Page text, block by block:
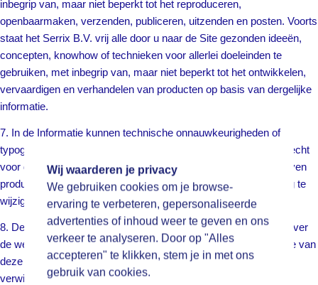
Wij waarderen je privacy
We gebruiken cookies om je browse-
ervaring te verbeteren, gepersonaliseerde
advertenties of inhoud weer te geven en ons
verkeer te analyseren. Door op "Alles
accepteren" te klikken, stem je in met ons
gebruik van cookies.
inbegrip van, maar niet beperkt tot het reproduceren,
openbaarmaken, verzenden, publiceren, uitzenden en posten. Voorts
staat het Serrix B.V. vrij alle door u naar de Site gezonden ideeën,
concepten, knowhow of technieken voor allerlei doeleinden te
gebruiken, met inbegrip van, maar niet beperkt tot het ontwikkelen,
vervaardigen en verhandelen van producten op basis van dergelijke
informatie.
7. In de Informatie kunnen technische onnauwkeurigheden of
typografische fouten voorkomen. Serrix B.V. behoudt zich het recht
voor de Informatie, alsmede de in dergelijke informatie beschreven
producten en programma’s te allen tijde en zonder kennisgeving te
wijzigen, te corrigeren en/of te verbeteren.
8. De Internetsites van Serrix B.V. kunnen informatie bevatten over
de wereldwijde producten en diensten van Serrix B.V.. Sommige van
deze producten en diensten zijn niet overal verkrijgbaar. Een
verwijzing naar een product of dienst van Serrix B.V. op een